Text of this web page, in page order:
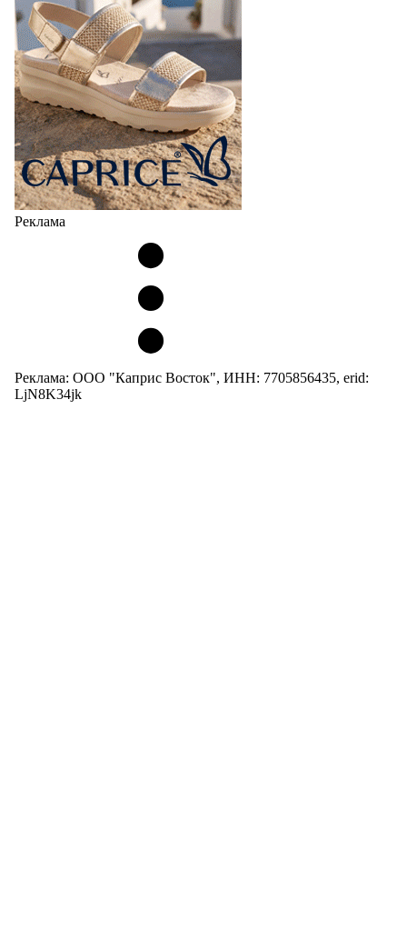
Реклама
Реклама: ООО "Каприс Восток", ИНН: 7705856435, erid:
LjN8K34jk